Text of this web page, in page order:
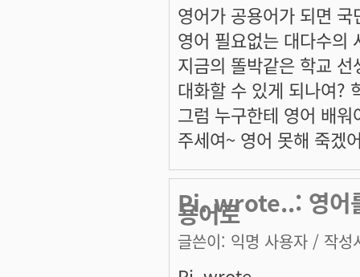
영어가 공용어가 되면
영어 필요없는 대다수의
지금의 똘박같은 학교
대화할 수 있게 되나여?
그럼 누구한테 영어 배
주세여~ 영어 못해 죽겠
Pi. wrote..: 영어
용어로
글쓴이: 익명 사용자 / 작성